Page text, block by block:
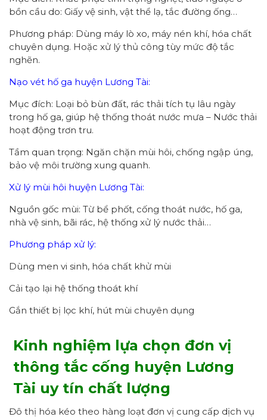
bồn cầu do: Giấy vệ sinh, vật thể lạ, tắc đường ống…
Phương pháp: Dùng máy lò xo, máy nén khí, hóa chất
chuyên dụng. Hoặc xử lý thủ công tùy mức độ tắc
nghẽn.
Nạo vét hố ga huyện Lương Tài:
Mục đích: Loại bỏ bùn đất, rác thải tích tụ lâu ngày
trong hố ga, giúp hệ thống thoát nước mưa – Nước thải
hoạt động trơn tru.
Tầm quan trọng: Ngăn chặn mùi hôi, chống ngập úng,
bảo vệ môi trường xung quanh.
Xử lý mùi hôi huyện Lương Tài:
Nguồn gốc mùi: Từ bể phốt, cống thoát nước, hố ga,
nhà vệ sinh, bãi rác, hệ thống xử lý nước thải…
Phương pháp xử lý:
Dùng men vi sinh, hóa chất khử mùi
Cải tạo lại hệ thống thoát khí
Gắn thiết bị lọc khí, hút mùi chuyên dụng
Kinh nghiệm lựa chọn đơn vị
thông tắc cống huyện Lương
Tài uy tín chất lượng
Đô thị hóa kéo theo hàng loạt đơn vị cung cấp dịch vụ